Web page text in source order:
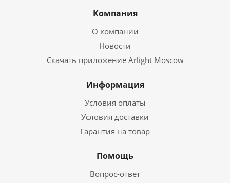
Компания
О компании
Новости
Скачать приложение Arlight Moscow
Информация
Условия оплаты
Условия доставки
Гарантия на товар
Помощь
Вопрос-ответ